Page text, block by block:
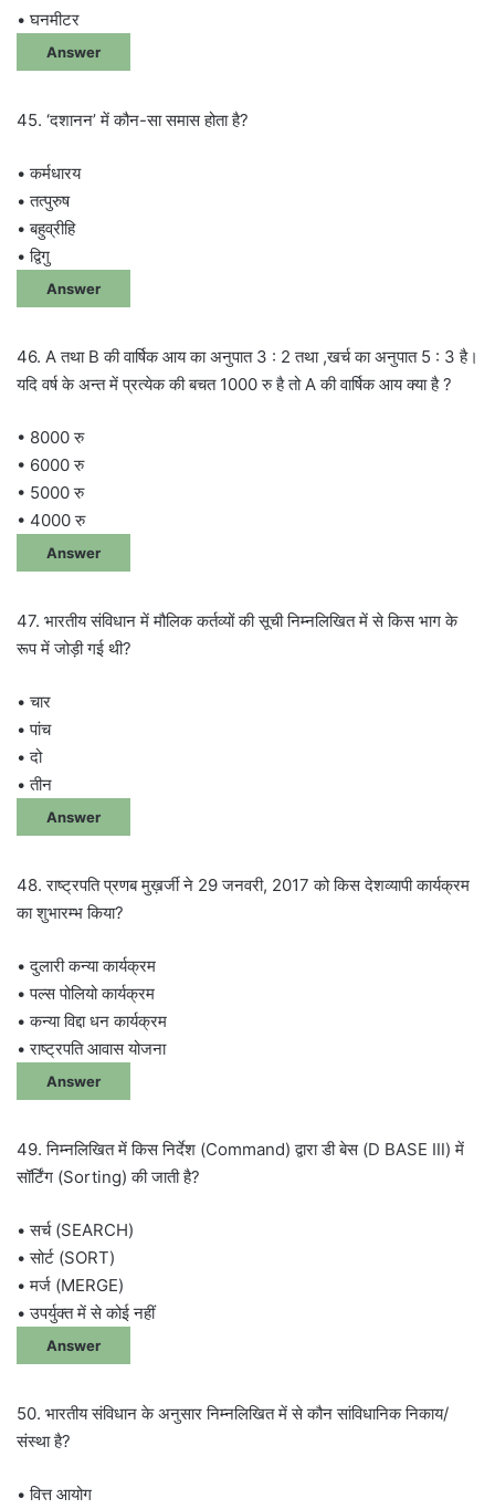
• घनमीटर
Answer
45. ‘दशानन’ में कौन-सा समास होता है?
• कर्मधारय
• तत्पुरुष
• बहुव्रीहि
• द्विगु
Answer
46. A तथा B की वार्षिक आय का अनुपात 3 : 2 तथा ,खर्च का अनुपात 5 : 3 है।
यदि वर्ष के अन्त में प्रत्येक की बचत 1000 रु है तो A की वार्षिक आय क्या है ?
• 8000 रु
• 6000 रु
• 5000 रु
• 4000 रु
Answer
47. भारतीय संविधान में मौलिक कर्तव्यों की सूची निम्नलिखित में से किस भाग के
रूप में जोड़ी गई थी?
• चार
• पांच
• दो
• तीन
Answer
48. राष्ट्रपति प्रणब मुख़र्जी ने 29 जनवरी, 2017 को किस देशव्यापी कार्यक्रम
का शुभारम्भ किया?
• दुलारी कन्या कार्यक्रम
• पल्स पोलियो कार्यक्रम
• कन्या विद्दा धन कार्यक्रम
• राष्ट्रपति आवास योजना
Answer
49. निम्नलिखित में किस निर्देश (Command) द्वारा डी बेस (D BASE Ⅲ) में
सॉर्टिंग (Sorting) की जाती है?
• सर्च (SEARCH)
• सोर्ट (SORT)
• मर्ज (MERGE)
• उपर्युक्त में से कोई नहीं
Answer
50. भारतीय संविधान के अनुसार निम्नलिखित में से कौन सांविधानिक निकाय/
संस्था है?
• वित्त आयोग